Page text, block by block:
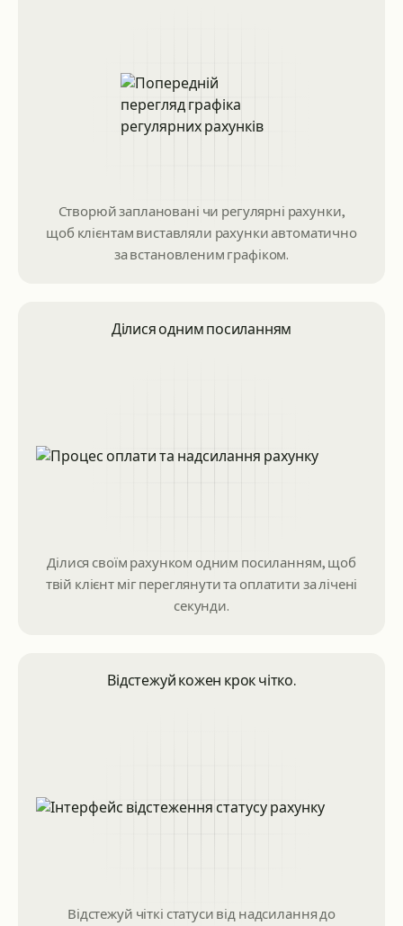
Створюй заплановані чи регулярні рахунки,
щоб клієнтам виставляли рахунки автоматично
за встановленим графіком.
Ділися одним посиланням
Ділися своїм рахунком одним посиланням, щоб
твій клієнт міг переглянути та оплатити за лічені
секунди.
Відстежуй кожен крок чітко.
Відстежуй чіткі статуси від надсилання до